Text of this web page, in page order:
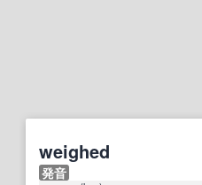
weighed
発音